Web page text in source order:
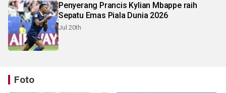
Penyerang Prancis Kylian Mbappe raih
Sepatu Emas Piala Dunia 2026
Jul 20th
Foto